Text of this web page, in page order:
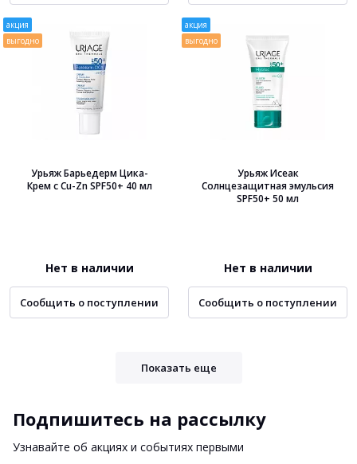
акция
выгодно
Урьяж Барьедерм Цика-
Крем с Cu-Zn SPF50+ 40 мл
Нет в наличии
Сообщить о поступлении
акция
выгодно
Урьяж Исеак
Солнцезащитная эмульсия
SPF50+ 50 мл
Нет в наличии
Сообщить о поступлении
Показать еще
Подпишитесь на рассылку
Узнавайте об акциях и событиях первыми